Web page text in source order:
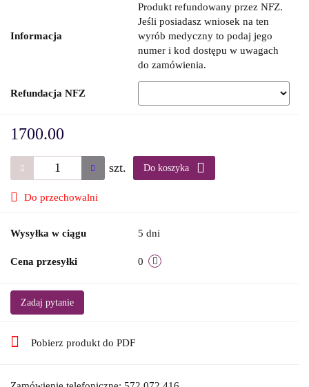
Informacja
Produkt refundowany przez NFZ.
Jeśli posiadasz wniosek na ten
wyrób medyczny to podaj jego
numer i kod dostępu w uwagach
do zamówienia.
Refundacja NFZ
1700.00
szt. Do koszyka
Do przechowalni
Wysyłka w ciągu 5 dni
Cena przesyłki 0
Zadaj pytanie
Pobierz produkt do PDF